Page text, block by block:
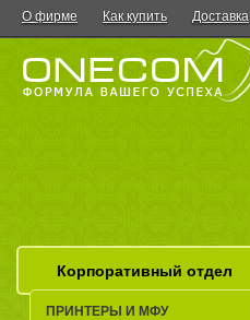
О фирме Как купить Доставка
Корпоративный отдел
ПРИНТЕРЫ И МФУ